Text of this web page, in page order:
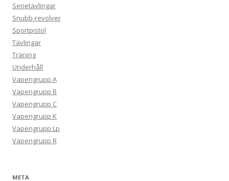
Serietävlingar
Snubb-revolver
Sportpistol
Tävlingar
Träning
Underhåll
Vapengrupp A
Vapengrupp B
Vapengrupp C
Vapengrupp K
Vapengrupp Lp
Vapengrupp R
META